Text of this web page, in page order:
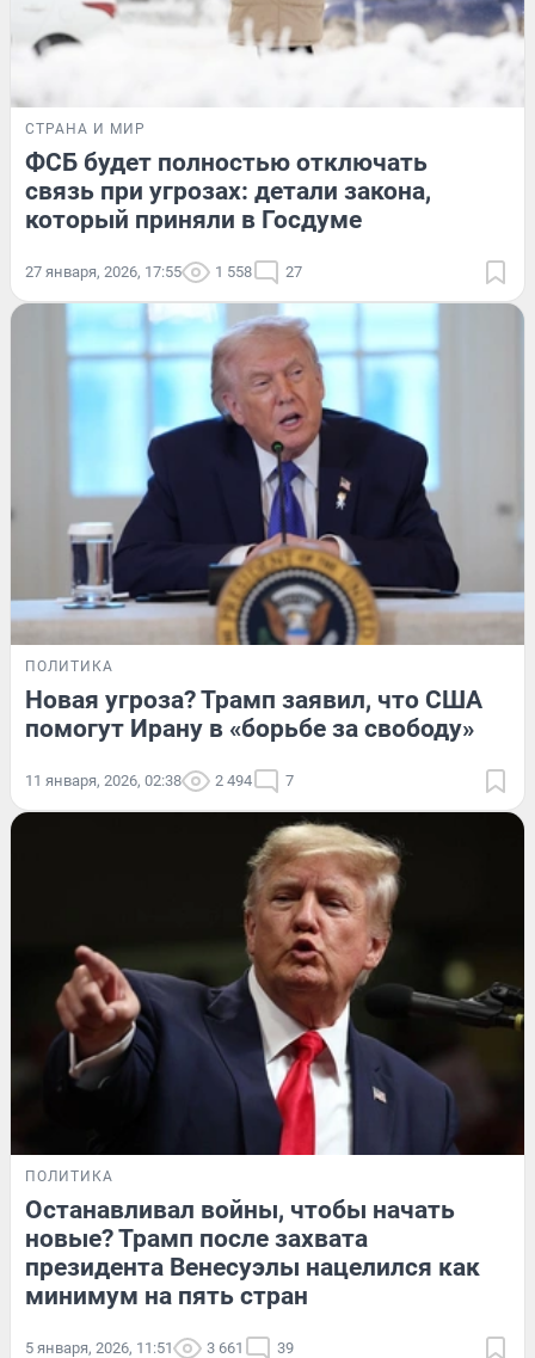
СТРАНА И МИР
ФСБ будет полностью отключать
связь при угрозах: детали закона,
который приняли в Госдуме
27 января, 2026, 17:55 1 558 27
ПОЛИТИКА
Новая угроза? Трамп заявил, что США
помогут Ирану в «борьбе за свободу»
11 января, 2026, 02:38 2 494 7
ПОЛИТИКА
Останавливал войны, чтобы начать
новые? Трамп после захвата
президента Венесуэлы нацелился как
минимум на пять стран
5 января, 2026, 11:51 3 661 39